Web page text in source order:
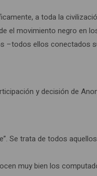
a toda la
el movimiento negro en
–todos ellos conectados
y decisión de
Se trata de todos
muy bien los